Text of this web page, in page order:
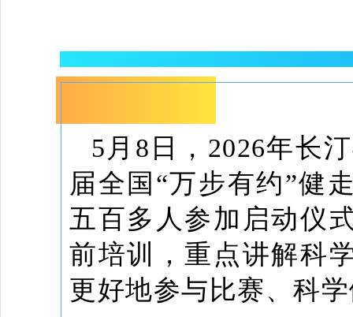
5月8日，2026年长
届全国“万步有约”健
五百多人参加启动仪
前培训，重点讲解科
更好地参与比赛、科